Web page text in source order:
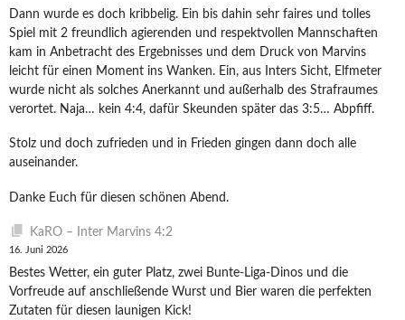
Dann wurde es doch kribbelig. Ein bis dahin sehr faires und tolles
Spiel mit 2 freundlich agierenden und respektvollen Mannschaften
kam in Anbetracht des Ergebnisses und dem Druck von Marvins
leicht für einen Moment ins Wanken. Ein, aus Inters Sicht, Elfmeter
wurde nicht als solches Anerkannt und außerhalb des Strafraumes
verortet. Naja… kein 4:4, dafür Skeunden später das 3:5… Abpfiff.
Stolz und doch zufrieden und in Frieden gingen dann doch alle
auseinander.
Danke Euch für diesen schönen Abend.
KaRO – Inter Marvins 4:2
16. Juni 2026
Bestes Wetter, ein guter Platz, zwei Bunte-Liga-Dinos und die
Vorfreude auf anschließende Wurst und Bier waren die perfekten
Zutaten für diesen launigen Kick!